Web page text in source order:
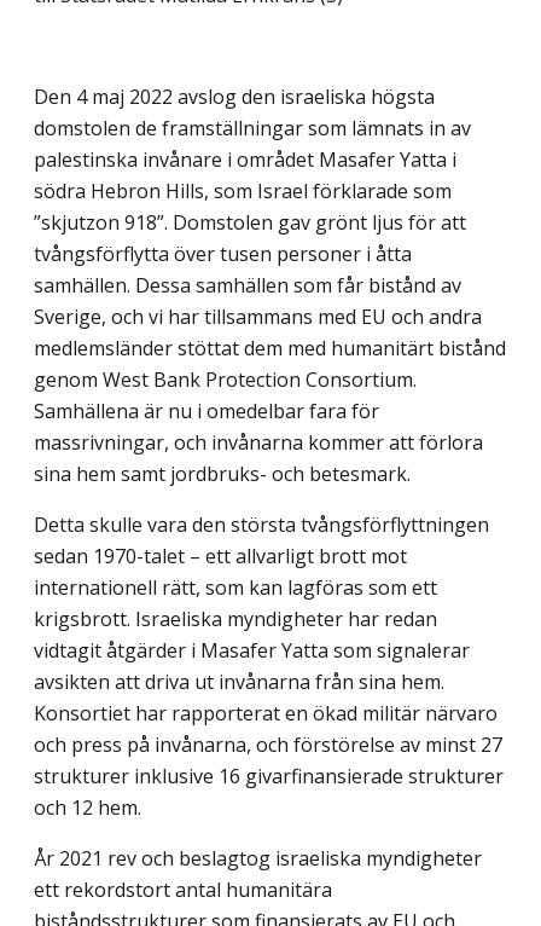
Den 4 maj 2022 avslog den israeliska högsta
domstolen de framställningar som lämnats in av
palestinska invånare i området Masafer Yatta i
södra Hebron Hills, som Israel förklarade som
”skjutzon 918”. Domstolen gav grönt ljus för att
tvångsförflytta över tusen personer i åtta
samhällen. Dessa samhällen som får bistånd av
Sverige, och vi har tillsammans med EU och andra
medlemsländer stöttat dem med humanitärt bistånd
genom West Bank Protection Consortium.
Samhällena är nu i omedelbar fara för
massrivningar, och invånarna kommer att förlora
sina hem samt jordbruks- och betesmark.
Detta skulle vara den största tvångsförflyttningen
sedan 1970-talet – ett allvarligt brott mot
internationell rätt, som kan lagföras som ett
krigsbrott. Israeliska myndigheter har redan
vidtagit åtgärder i Masafer Yatta som signalerar
avsikten att driva ut invånarna från sina hem.
Konsortiet har rapporterat en ökad militär närvaro
och press på invånarna, och förstörelse av minst 27
strukturer inklusive 16 givarfinansierade strukturer
och 12 hem.
År 2021 rev och beslagtog israeliska myndigheter
ett rekordstort antal humanitära